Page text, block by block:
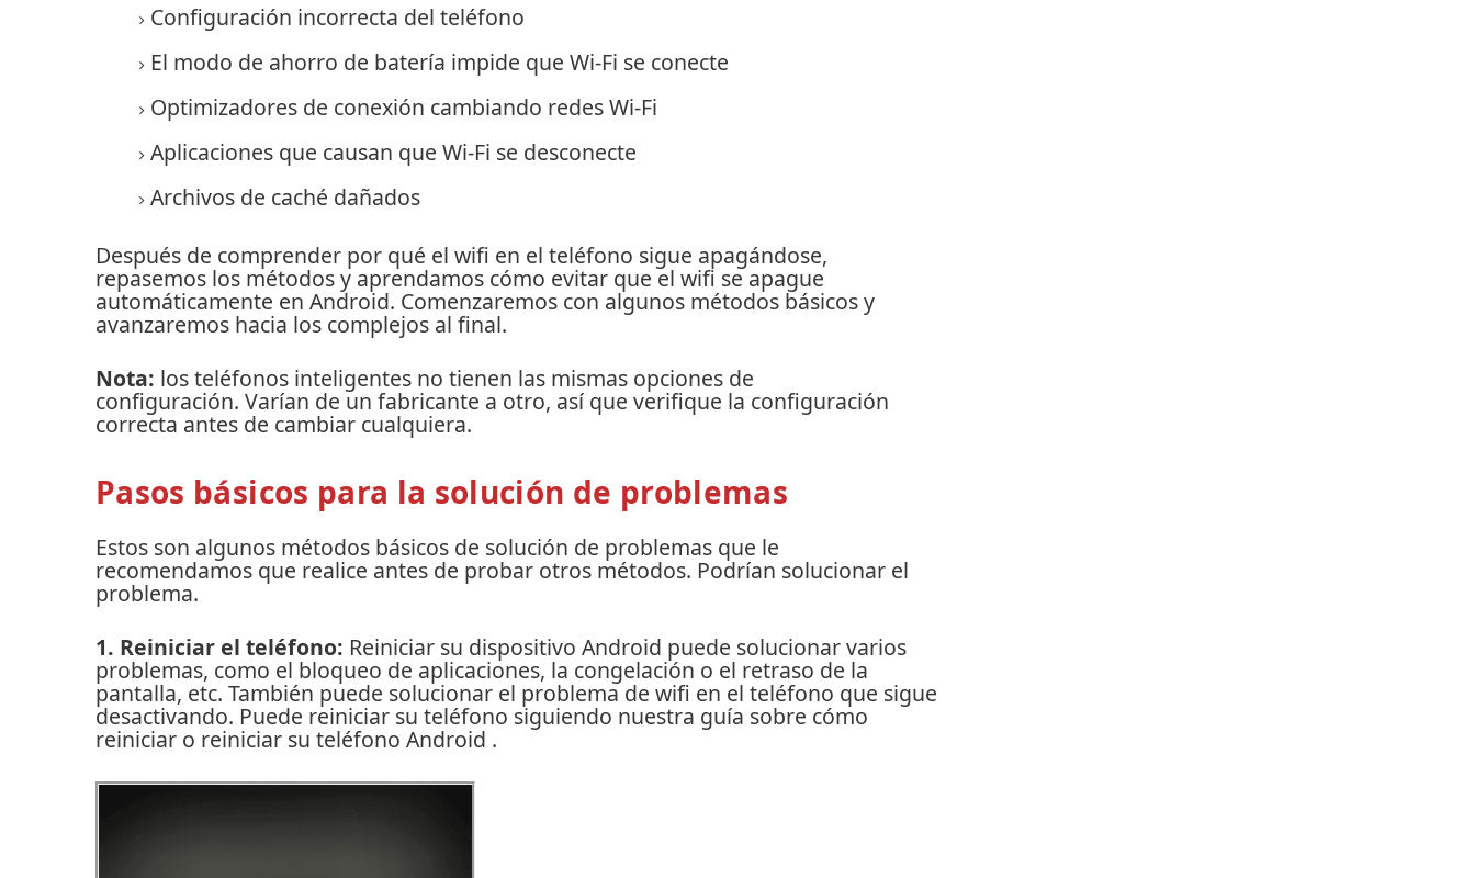
Configuración incorrecta del teléfono
El modo de ahorro de batería impide que Wi-Fi se conecte
Optimizadores de conexión cambiando redes Wi-Fi
Aplicaciones que causan que Wi-Fi se desconecte
Archivos de caché dañados
Después de comprender por qué el wifi en el teléfono sigue apagándose,
repasemos los métodos y aprendamos cómo evitar que el wifi se apague
automáticamente en Android. Comenzaremos con algunos métodos básicos y
avanzaremos hacia los complejos al final.
Nota: los teléfonos inteligentes no tienen las mismas opciones de
configuración. Varían de un fabricante a otro, así que verifique la configuración
correcta antes de cambiar cualquiera.
Pasos básicos para la solución de problemas
Estos son algunos métodos básicos de solución de problemas que le
recomendamos que realice antes de probar otros métodos. Podrían solucionar el
problema.
1. Reiniciar el teléfono: Reiniciar su dispositivo Android puede solucionar varios
problemas, como el bloqueo de aplicaciones, la congelación o el retraso de la
pantalla, etc. También puede solucionar el problema de wifi en el teléfono que sigue
desactivando. Puede reiniciar su teléfono siguiendo nuestra guía sobre cómo
reiniciar o reiniciar su teléfono Android .